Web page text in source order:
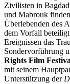
Zivilisten in
und Mabrouk
Überlebenden des
dem Vorfall beteiligt
Ereignissen das
Sondervorführung
Rights Film
mit seinem
Unterstützung der